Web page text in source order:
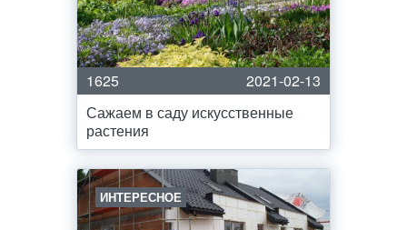
1625
2021-02-13
Сажаем в саду искусственные
растения
ИНТЕРЕСНОЕ